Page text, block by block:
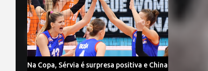
Na Copa, Sérvia é surpresa positiva e China